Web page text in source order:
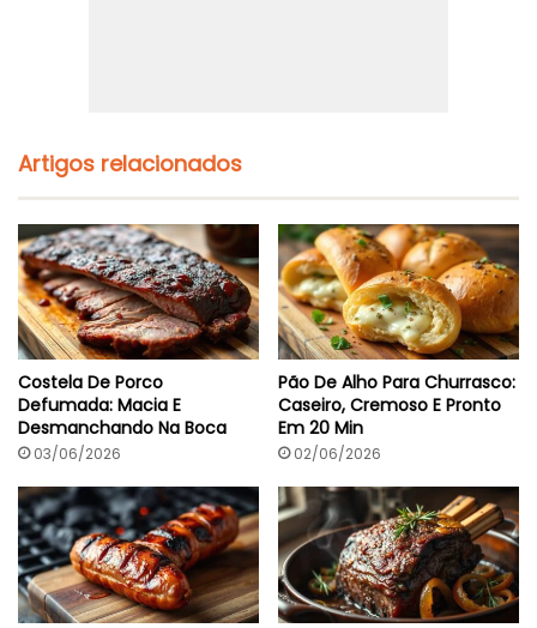
Artigos relacionados
Costela De Porco
Defumada: Macia E
Desmanchando Na Boca
03/06/2026
Pão De Alho Para Churrasco:
Caseiro, Cremoso E Pronto
Em 20 Min
02/06/2026